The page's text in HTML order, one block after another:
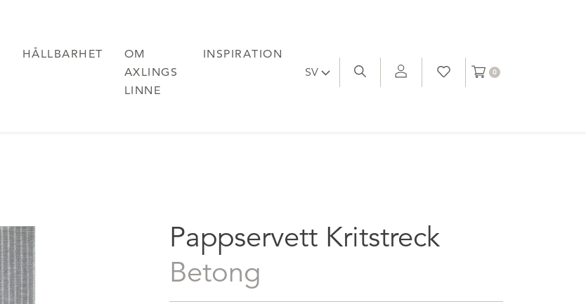
HÅLLBARHET
OM
AXLINGS
LINNE
INSPIRATION
SV 0
Pappservett Kritstreck
Betong